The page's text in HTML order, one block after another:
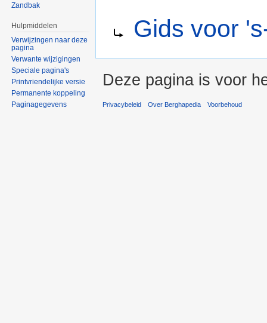
Gids voor
Zandbak
Hulpmiddelen
Verwijzingen naar deze
pagina
Verwante wijzigingen
Speciale pagina's
Printvriendelijke versie
Permanente koppeling
Paginagegevens
Deze pagina is voor
Privacybeleid Over Berghapedia Voorbehoud